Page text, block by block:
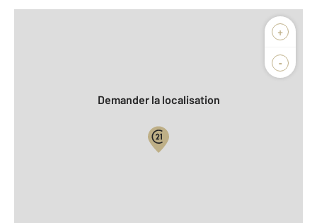
+
-
Biens vendus
Demander la localisation